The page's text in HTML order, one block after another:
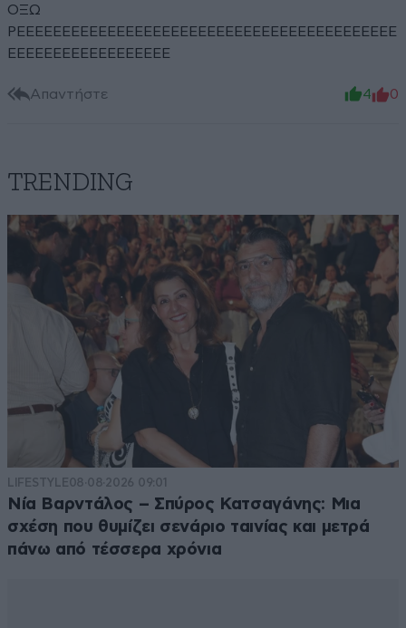
ΟΞΩ
ΡΕΕΕΕΕΕΕΕΕΕΕΕΕΕΕΕΕΕΕΕΕΕΕΕΕΕΕΕΕΕΕΕΕΕΕΕΕΕΕΕΕΕ
ΕΕΕΕΕΕΕΕΕΕΕΕΕΕΕΕΕΕ
Απαντήστε 4 0
TRENDING
LIFESTYLE08·08·2026 09:01
Νία Βαρντάλος – Σπύρος Κατσαγάνης: Μια
σχέση που θυμίζει σενάριο ταινίας και μετρά
πάνω από τέσσερα χρόνια